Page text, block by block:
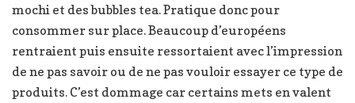
mochi et des bubbles tea. Pratique donc pour
consommer sur place. Beaucoup d’européens
rentraient puis ensuite ressortaient avec l’impression
de ne pas savoir ou de ne pas vouloir essayer ce type de
produits. C’est dommage car certains mets en valent